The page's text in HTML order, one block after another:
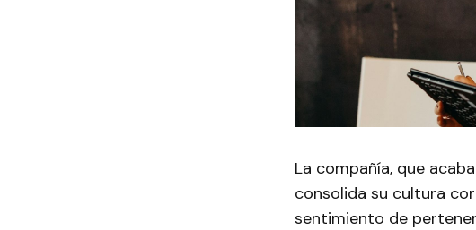
La compañía, que
consolida su cultura
sentimiento de